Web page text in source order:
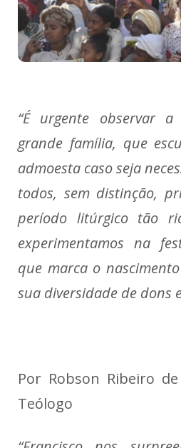
“É urgente observar
grande família, que
admoesta caso seja
todos, sem distinção,
período litúrgico tão
experimentamos na
que marca o
sua diversidade de dons
Por Robson Ribeiro
Teólogo